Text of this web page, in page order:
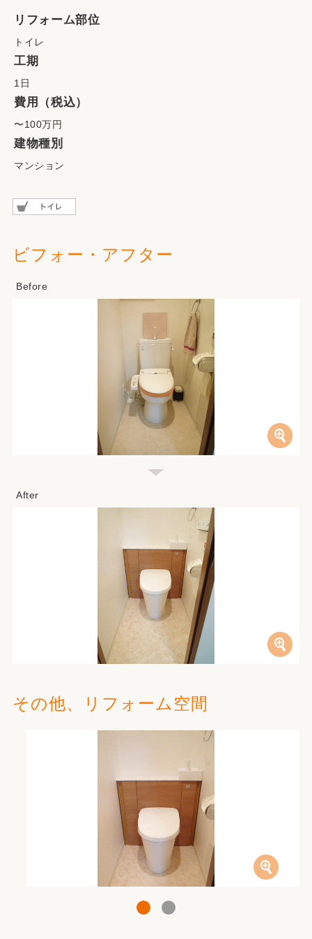
リフォーム部位
トイレ
工期
1日
費用（税込）
〜100万円
建物種別
マンション
ビフォー・アフター
その他、リフォーム空間